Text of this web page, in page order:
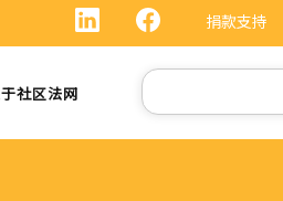
捐款支持
社区法网
搜
索